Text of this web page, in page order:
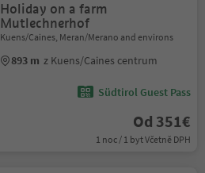
Holiday on a farm
Mutlechnerhof
Kuens/Caines, Meran/Merano and environs
893 m z Kuens/Caines centrum
Südtirol Guest Pass
Od 351€
1 noc / 1 byt Včetně DPH